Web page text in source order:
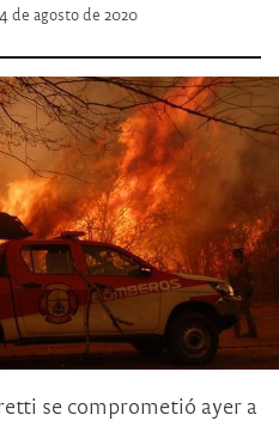
de agosto de 2020
se comprometió ayer a